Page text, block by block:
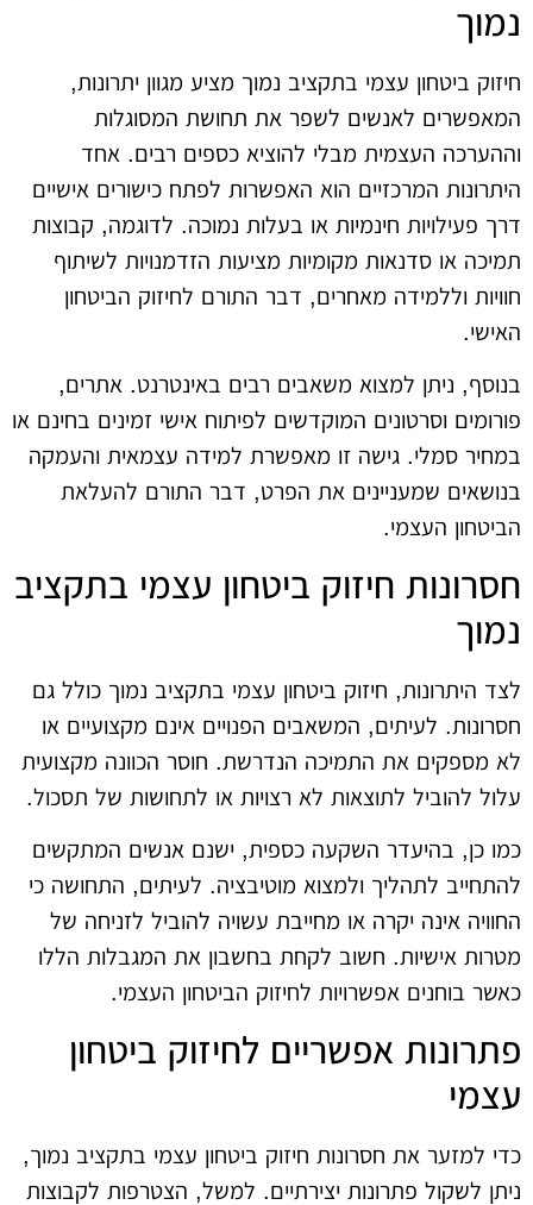
נמוך
חיזוק ביטחון עצמי בתקציב נמוך מציע מגוון יתרונות,
המאפשרים לאנשים לשפר את תחושת המסוגלות
וההערכה העצמית מבלי להוציא כספים רבים. אחד
היתרונות המרכזיים הוא האפשרות לפתח כישורים אישיים
דרך פעילויות חינמיות או בעלות נמוכה. לדוגמה, קבוצות
תמיכה או סדנאות מקומיות מציעות הזדמנויות לשיתוף
חוויות וללמידה מאחרים, דבר התורם לחיזוק הביטחון
האישי.
בנוסף, ניתן למצוא משאבים רבים באינטרנט. אתרים,
פורומים וסרטונים המוקדשים לפיתוח אישי זמינים בחינם או
במחיר סמלי. גישה זו מאפשרת למידה עצמאית והעמקה
בנושאים שמעניינים את הפרט, דבר התורם להעלאת
הביטחון העצמי.
חסרונות חיזוק ביטחון עצמי בתקציב
נמוך
לצד היתרונות, חיזוק ביטחון עצמי בתקציב נמוך כולל גם
חסרונות. לעיתים, המשאבים הפנויים אינם מקצועיים או
לא מספקים את התמיכה הנדרשת. חוסר הכוונה מקצועית
עלול להוביל לתוצאות לא רצויות או לתחושות של תסכול.
כמו כן, בהיעדר השקעה כספית, ישנם אנשים המתקשים
להתחייב לתהליך ולמצוא מוטיבציה. לעיתים, התחושה כי
החוויה אינה יקרה או מחייבת עשויה להוביל לזניחה של
מטרות אישיות. חשוב לקחת בחשבון את המגבלות הללו
כאשר בוחנים אפשרויות לחיזוק הביטחון העצמי.
פתרונות אפשריים לחיזוק ביטחון
עצמי
כדי למזער את חסרונות חיזוק ביטחון עצמי בתקציב נמוך,
ניתן לשקול פתרונות יצירתיים. למשל, הצטרפות לקבוצות